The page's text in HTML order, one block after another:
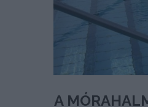
A